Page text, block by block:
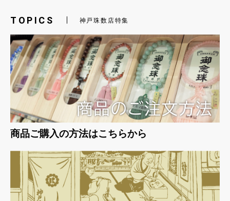
お買い物を続ける カートへ進む
TOPICS 神戸珠数店特集
商品ご購入の方法はこちらから